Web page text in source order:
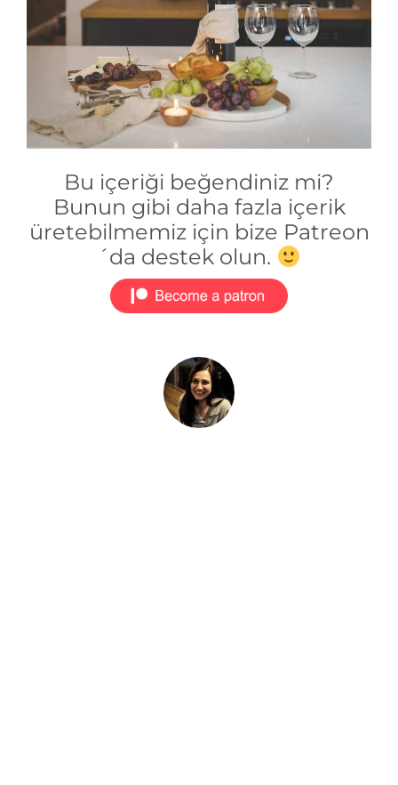
Bu içeriği beğendiniz mi?
Bunun gibi daha fazla içerik
üretebilmemiz için bize Patreon
´da destek olun.